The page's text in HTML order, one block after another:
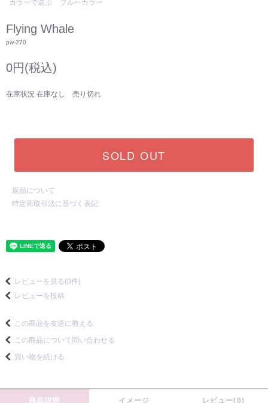
カラーで選ぶ
ブルーカラー
Flying Whale
pw-270
0円(税込)
在庫状況 在庫なし 売り切れ
SOLD OUT
返品について
特定商取引法に基づく表記
レビューを見る(0件)
レビューを投稿
この商品を友達に教える
この商品について問い合わせる
買い物を続ける
商品説明 イメージ レビュー(0)